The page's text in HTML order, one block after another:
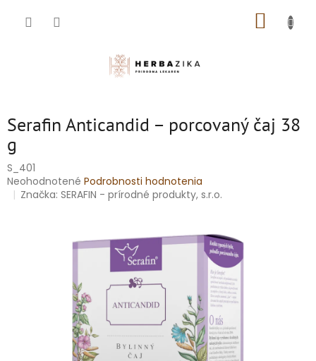
Serafin Anticandid – porcovaný čaj 38
g
S_401
Priemerné
hodnotenie
Neohodnotené Podrobnosti hodnotenia
Značka:SERAFIN - prírodné produkty, s.r.o.